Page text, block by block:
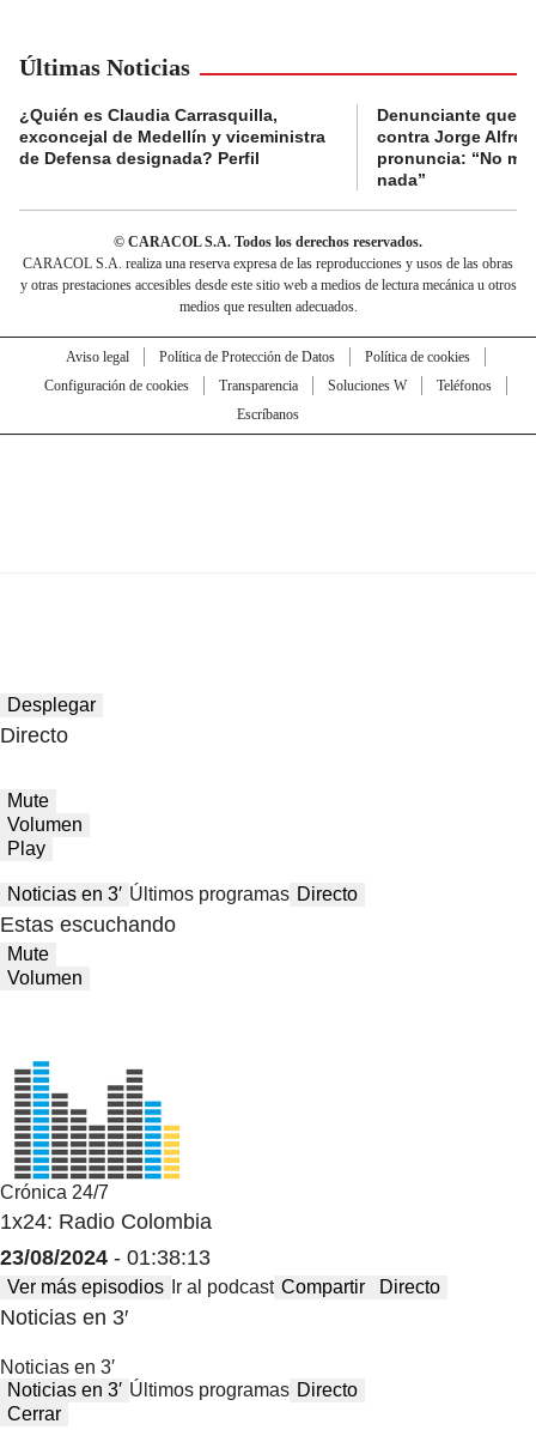
Últimas Noticias
¿Quién es Claudia Carrasquilla,
exconcejal de Medellín y viceministra
de Defensa designada? Perfil
Denunciante que
contra Jorge
pronuncia: “No
nada”
© CARACOL S.A. Todos los derechos reservados.
CARACOL S.A. realiza una reserva expresa de las reproducciones y usos de las obras
y otras prestaciones accesibles desde este sitio web a medios de lectura mecánica u otros
medios que resulten adecuados.
Aviso legal Política de Protección de Datos
Política de cookies
Configuración de cookies
Transparencia Soluciones W
Teléfonos
Escríbanos
Desplegar
Directo
Mute
Volumen
Play
Noticias en 3′ Últimos programas Directo
Estas escuchando
Mute
Volumen
Crónica 24/7
1x24: Radio Colombia
23/08/2024 - 01:38:13
Ver más episodios Ir al podcast Compartir Directo
Noticias en 3′
Noticias en 3′
Noticias en 3′ Últimos programas Directo
Cerrar